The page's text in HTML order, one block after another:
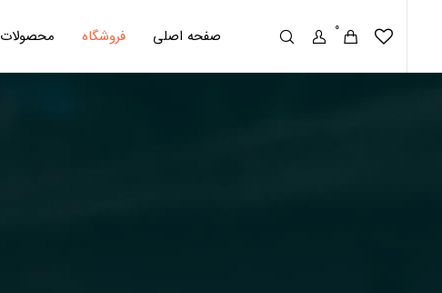
0 صفحه اصلی فروشگاه محصولات